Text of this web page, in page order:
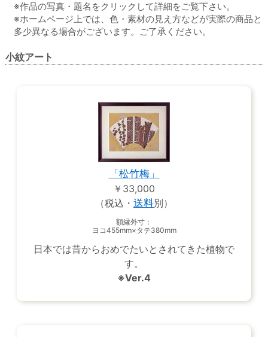
※作品の写真・題名をクリックして詳細をご覧下さい。
※ホームページ上では、色・素材の見え方などが実際の商品と
多少異なる場合がございます。ご了承ください。
小紋アート
「松竹梅」
￥33,000
（税込・ 送料別）
額縁外寸：
ヨコ455mm×タテ380mm
日本では昔からおめでたいとされてきた植物で
す。
※Ver.4